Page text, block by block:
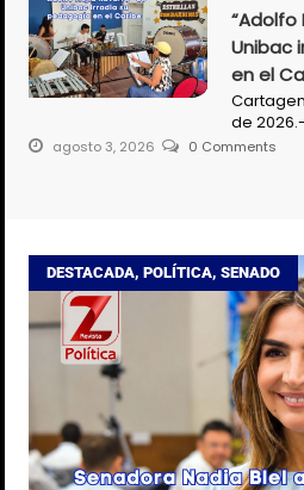
“Adolfo
Unibac
en el
de
agosto 3, 2026 0 Comments
DESTACADA,POLÍTICA,SENADO